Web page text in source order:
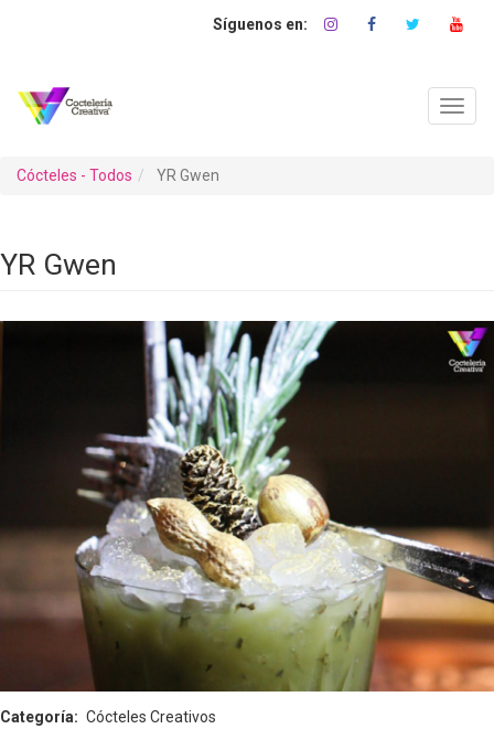
Cócteles - Todos YR Gwen
YR Gwen
Categoría Cócteles Creativos